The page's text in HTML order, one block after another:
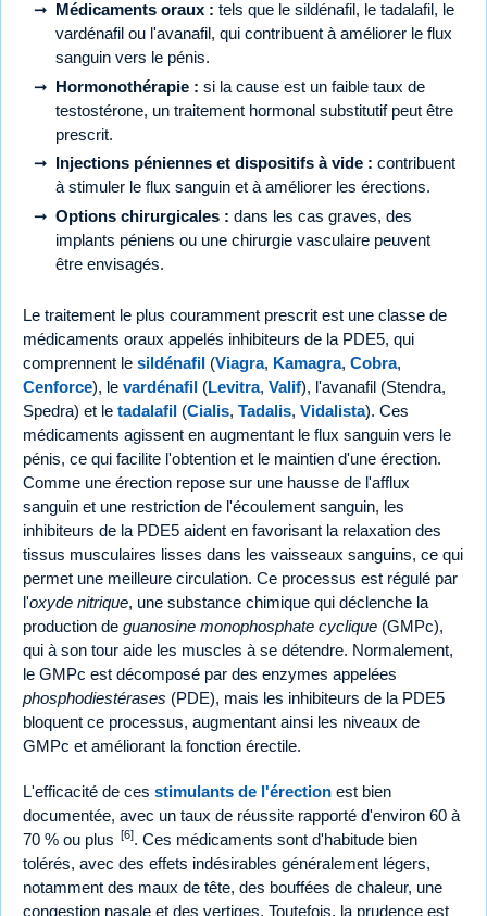
Médicaments oraux : tels que le sildénafil, le tadalafil, le
vardénafil ou l'avanafil, qui contribuent à améliorer le flux
sanguin vers le pénis.
Hormonothérapie : si la cause est un faible taux de
testostérone, un traitement hormonal substitutif peut être
prescrit.
Injections péniennes et dispositifs à vide : contribuent
à stimuler le flux sanguin et à améliorer les érections.
Options chirurgicales : dans les cas graves, des
implants péniens ou une chirurgie vasculaire peuvent
être envisagés.
Le traitement le plus couramment prescrit est une classe de
médicaments oraux appelés inhibiteurs de la PDE5, qui
comprennent le sildénafil (Viagra, Kamagra, Cobra,
Cenforce), le vardénafil (Levitra, Valif), l'avanafil (Stendra,
Spedra) et le tadalafil (Cialis, Tadalis, Vidalista). Ces
médicaments agissent en augmentant le flux sanguin vers le
pénis, ce qui facilite l'obtention et le maintien d'une érection.
Comme une érection repose sur une hausse de l'afflux
sanguin et une restriction de l'écoulement sanguin, les
inhibiteurs de la PDE5 aident en favorisant la relaxation des
tissus musculaires lisses dans les vaisseaux sanguins, ce qui
permet une meilleure circulation. Ce processus est régulé par
l'oxyde nitrique, une substance chimique qui déclenche la
production de guanosine monophosphate cyclique (GMPc),
qui à son tour aide les muscles à se détendre. Normalement,
le GMPc est décomposé par des enzymes appelées
phosphodiestérases (PDE), mais les inhibiteurs de la PDE5
bloquent ce processus, augmentant ainsi les niveaux de
GMPc et améliorant la fonction érectile.
L'efficacité de ces stimulants de l'érection est bien
documentée, avec un taux de réussite rapporté d'environ 60 à
70 % ou plus [6]. Ces médicaments sont d'habitude bien
tolérés, avec des effets indésirables généralement légers,
notamment des maux de tête, des bouffées de chaleur, une
congestion nasale et des vertiges. Toutefois, la prudence est